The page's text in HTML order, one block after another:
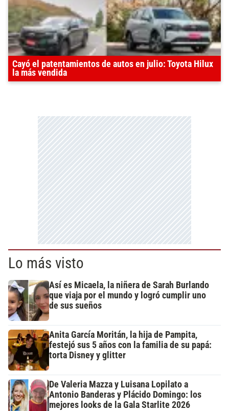
Cayó el patentamientos de autos en julio: Toyota Hilux
la más vendida
Lo más visto
Así es Micaela, la niñera de Sarah Burlando
que viaja por el mundo y logró cumplir uno
de sus sueños
Anita García Moritán, la hija de Pampita,
festejó sus 5 años con la familia de su papá:
torta Disney y glitter
De Valeria Mazza y Luisana Lopilato a
Antonio Banderas y Plácido Domingo: los
mejores looks de la Gala Starlite 2026